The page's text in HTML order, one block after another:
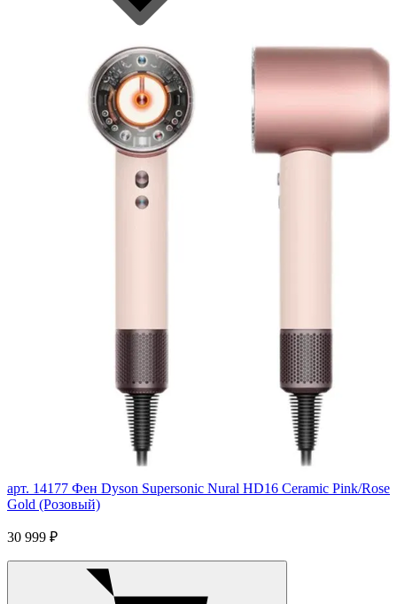
арт. 14177 Фен Dyson Supersonic Nural HD16 Ceramic Pink/Rose
Gold (Розовый)
30 999 ₽